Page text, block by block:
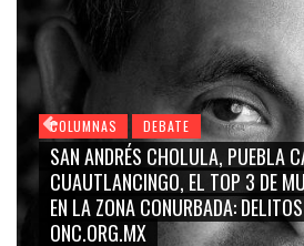
INSEGUROS
COLUMNAS DEBATE
GRACE
CARMEN SALINAS
BLANCO, SILVIA
RIDICULIZACIÓN